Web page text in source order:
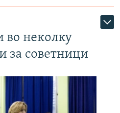
во неколку
за советници